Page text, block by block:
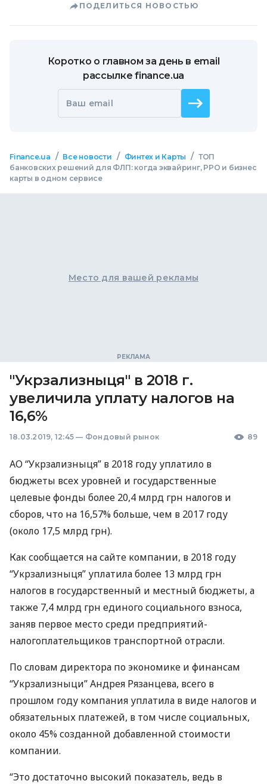
ПОДЕЛИТЬСЯ НОВОСТЬЮ
Коротко о главном за день в email
рассылке finance.ua
Ваш email
Finance.ua / Все новости / Финтех и Карты / ТОП
банковских решений для ФЛП: когда эквайринг, РРО и бизнес
карты в одном сервисе
Место для вашей рекламы
"Укрзализныця" в 2018 г.
увеличила уплату налогов на
16,6%
18.03.2019, 12:45 — Фондовый рынок 89
АО “Укрзализныця” в 2018 году уплатило в
бюджеты всех уровней и государственные
целевые фонды более 20,4 млрд грн налогов и
сборов, что на 16,57% больше, чем в 2017 году
(около 17,5 млрд грн).
Как сообщается на сайте компании, в 2018 году
“Укрзализныця” уплатила более 13 млрд грн
налогов в государственный и местный бюджеты, а
также 7,4 млрд грн единого социального взноса,
заняв первое место среди предприятий-
налогоплательщиков транспортной отрасли.
По словам директора по экономике и финансам
“Укрзализныци” Андрея Рязанцева, всего в
прошлом году компания уплатила в виде налогов и
обязательных платежей, в том числе социальных,
около 45% созданной добавленной стоимости
компании.
“Это достаточно высокий показатель, ведь в